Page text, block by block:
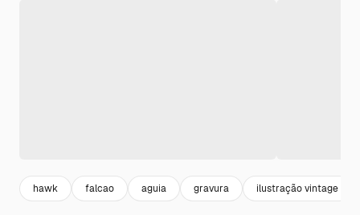
hawk falcao aguia gravura ilustração vintage